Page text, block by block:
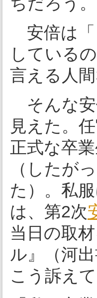
安倍は「
している
言える人間
そんな安
見えた。
正式な卒
（したが
た）。私
は、第2次
当日の取
ル』（河
こう訴えて